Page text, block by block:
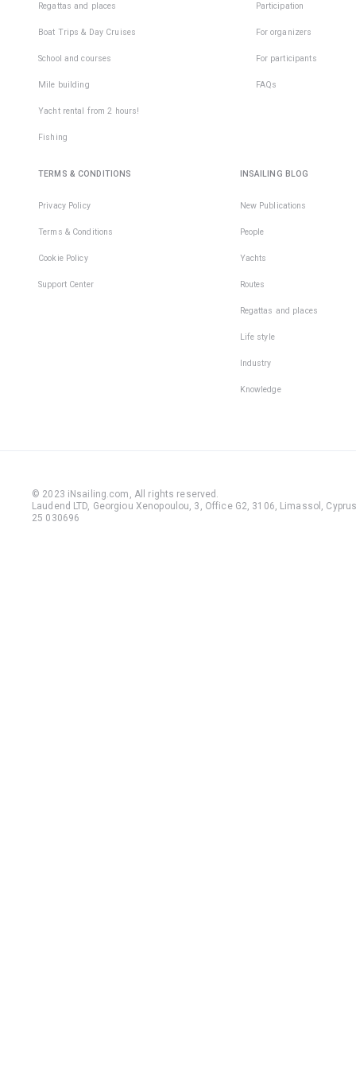
Regattas and places
Boat Trips & Day Cruises
School and courses
Mile building
Yacht rental from 2 hours!
Fishing
Participation
For organizers
For participants
FAQs
TERMS & CONDITIONS
Privacy Policy
Terms & Conditions
Cookie Policy
Support Center
INSAILING BLOG
New Publications
People
Yachts
Routes
Regattas and places
Life style
Industry
Knowledge
© 2023 iNsailing.com, All rights reserved .
Laudend LTD, Georgiou Xenopoulou, 3, Office G2, 3106, Limassol,
25 030696